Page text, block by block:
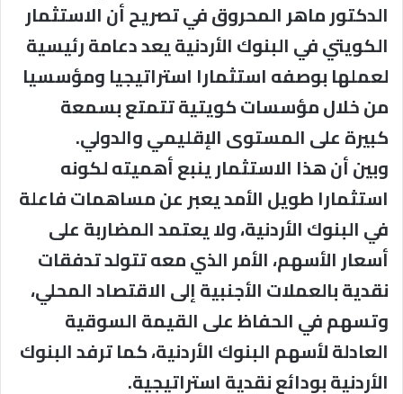
الدكتور ماهر المحروق في تصريح أن الاستثمار
الكويتي في البنوك الأردنية يعد دعامة رئيسية
لعملها بوصفه استثمارا استراتيجيا ومؤسسيا
من خلال مؤسسات كويتية تتمتع بسمعة
كبيرة على المستوى الإقليمي والدولي.
وبين أن هذا الاستثمار ينبع أهميته لكونه
استثمارا طويل الأمد يعبر عن مساهمات فاعلة
في البنوك الأردنية، ولا يعتمد المضاربة على
أسعار الأسهم، الأمر الذي معه تتولد تدفقات
نقدية بالعملات الأجنبية إلى الاقتصاد المحلي،
وتسهم في الحفاظ على القيمة السوقية
العادلة لأسهم البنوك الأردنية، كما ترفد البنوك
الأردنية بودائع نقدية استراتيجية.